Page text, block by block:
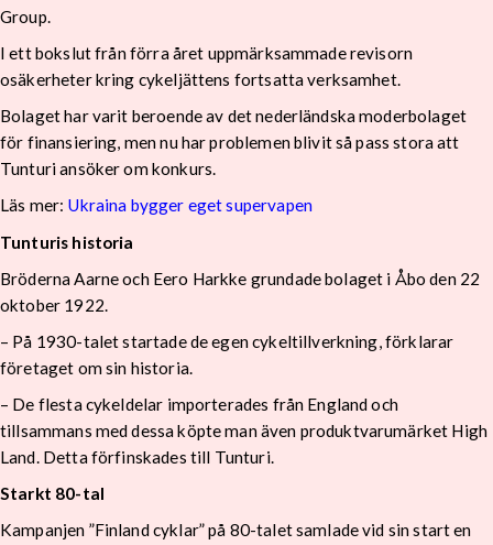
Group.
I ett bokslut från förra året uppmärksammade revisorn
osäkerheter kring cykeljättens fortsatta verksamhet.
Bolaget har varit beroende av det nederländska moderbolaget
för finansiering, men nu har problemen blivit så pass stora att
Tunturi ansöker om konkurs.
Läs mer: Ukraina bygger eget supervapen
Tunturis historia
Bröderna Aarne och Eero Harkke grundade bolaget i Åbo den 22
oktober 1922.
– På 1930-talet startade de egen cykeltillverkning, förklarar
företaget om sin historia.
– De flesta cykeldelar importerades från England och
tillsammans med dessa köpte man även produktvarumärket High
Land. Detta förfinskades till Tunturi.
Starkt 80-tal
Kampanjen ”Finland cyklar” på 80-talet samlade vid sin start en